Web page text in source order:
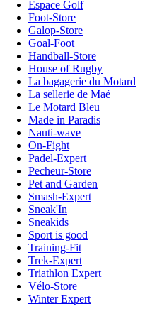
Espace Golf
Foot-Store
Galop-Store
Goal-Foot
Handball-Store
House of Rugby
La bagagerie du Motard
La sellerie de Maé
Le Motard Bleu
Made in Paradis
Nauti-wave
On-Fight
Padel-Expert
Pecheur-Store
Pet and Garden
Smash-Expert
Sneak'In
Sneakids
Sport is good
Training-Fit
Trek-Expert
Triathlon Expert
Vélo-Store
Winter Expert